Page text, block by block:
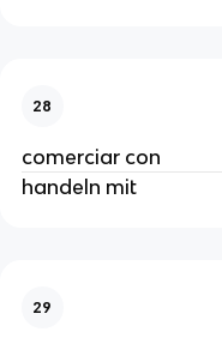
28
comerciar con
handeln mit
29